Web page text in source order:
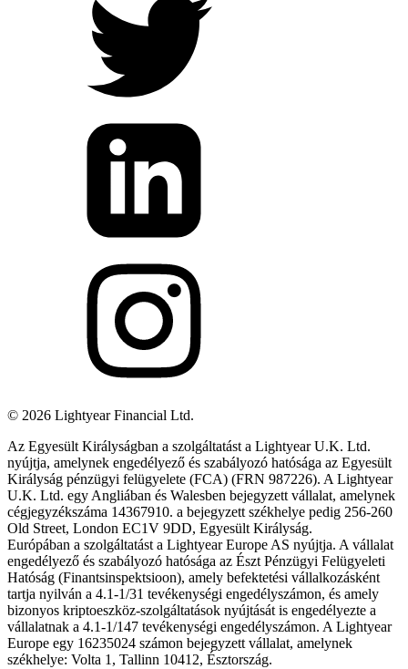
© 2026 Lightyear Financial Ltd.
Az Egyesült Királyságban a szolgáltatást a Lightyear U.K. Ltd.
nyújtja, amelynek engedélyező és szabályozó hatósága az Egyesült
Királyság pénzügyi felügyelete (FCA) (FRN 987226). A Lightyear
U.K. Ltd. egy Angliában és Walesben bejegyzett vállalat, amelynek
cégjegyzékszáma 14367910. a bejegyzett székhelye pedig 256-260
Old Street, London EC1V 9DD, Egyesült Királyság.
Európában a szolgáltatást a Lightyear Europe AS nyújtja. A vállalat
engedélyező és szabályozó hatósága az Észt Pénzügyi Felügyeleti
Hatóság (Finantsinspektsioon), amely befektetési vállalkozásként
tartja nyilván a 4.1-1/31 tevékenységi engedélyszámon, és amely
bizonyos kriptoeszköz-szolgáltatások nyújtását is engedélyezte a
vállalatnak a 4.1-1/147 tevékenységi engedélyszámon. A Lightyear
Europe egy 16235024 számon bejegyzett vállalat, amelynek
székhelye: Volta 1, Tallinn 10412, Észtország.